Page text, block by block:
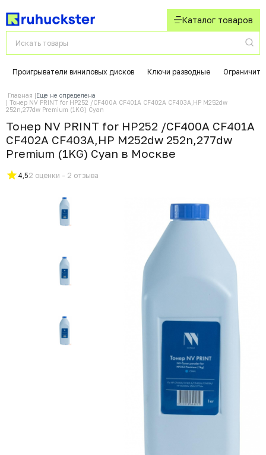
Каталог товаров
Проигрыватели виниловых дисков Ключи разводные
Главная
Еще не определена
Тонер NV PRINT for HP252 /CF400A CF401A CF402A CF403A,HP M252dw
252n,277dw Premium (1KG) Cyan
Тонер NV PRINT for HP252 /CF400A CF401A
CF402A CF403A,HP M252dw 252n,277dw
Premium (1KG) Cyan в Москвe
4,52 оценки - 2 отзыва